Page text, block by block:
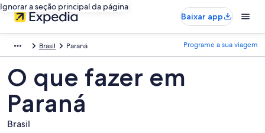
Ignorar a seção principal da página
Baixar app
Brasil Paraná Programe a sua viagem
O que fazer em
Paraná
Brasil